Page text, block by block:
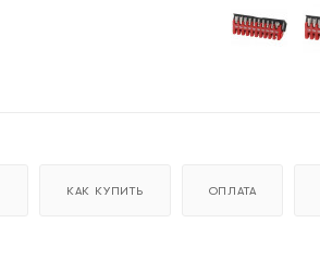
КАК КУПИТЬ ОПЛАТА